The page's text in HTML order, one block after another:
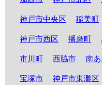
神戸市中央区 稲美町
神戸市西区 播磨町
市川町 西脇市 南
宝塚市 神戸市東灘区